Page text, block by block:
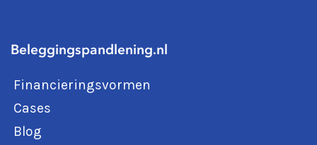
Beleggingspandlening.nl
Financieringsvormen
Cases
Blog